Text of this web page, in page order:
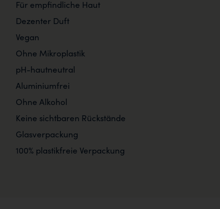
Für empfindliche Haut
Dezenter Duft
Vegan
Ohne Mikroplastik
pH-hautneutral
Aluminiumfrei
Ohne Alkohol
Keine sichtbaren Rückstände
Glasverpackung
100% plastikfreie Verpackung